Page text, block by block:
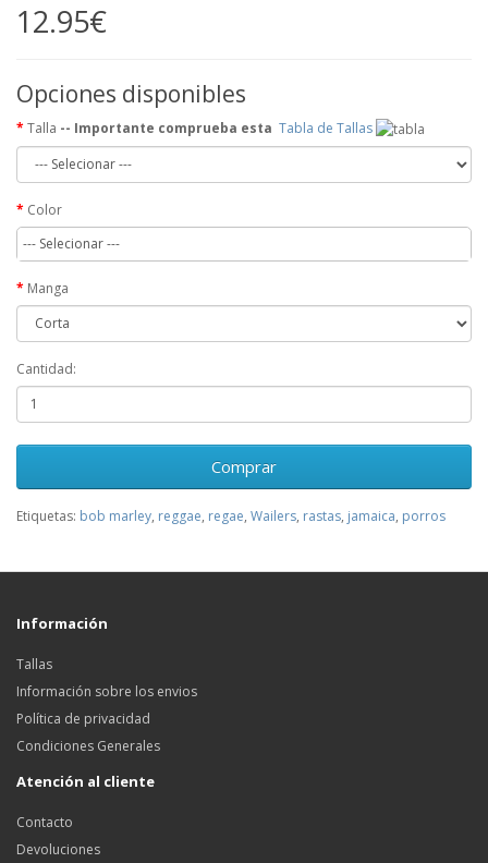
12.95€
Opciones disponibles
Talla -- Importante comprueba esta Tabla de Tallas
Color
--- Selecionar ---
Manga
Cantidad:
Comprar
Etiquetas: bob marley, reggae, regae, Wailers, rastas, jamaica, porros
Información
Tallas
Información sobre los envios
Política de privacidad
Condiciones Generales
Atención al cliente
Contacto
Devoluciones